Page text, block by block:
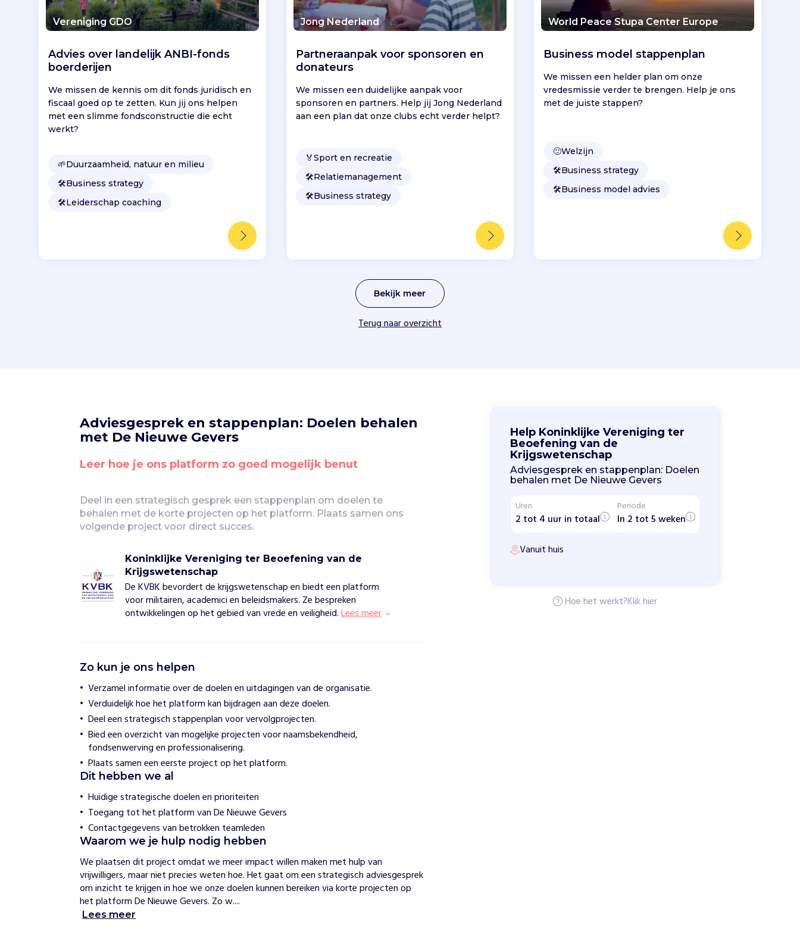
Vereniging GDO
Advies over landelijk ANBI-fonds
boerderijen
We missen de kennis om dit fonds juridisch en
fiscaal goed op te zetten. Kun jij ons helpen
met een slimme fondsconstructie die echt
werkt?
🌱Duurzaamheid, natuur en milieu
🛠️Business strategy
🛠️Leiderschap coaching
Jong Nederland
Partneraanpak voor sponsoren en
donateurs
We missen een duidelijke aanpak voor
sponsoren en partners. Help jij Jong Nederland
aan een plan dat onze clubs echt verder helpt?
🏅Sport en recreatie
🛠️Relatiemanagement
🛠️Business strategy
World Peace Stupa Center Europe
Business model stappenplan
We missen een helder plan om onze
vredesmissie verder te brengen. Help je ons
met de juiste stappen?
🙂Welzijn
🛠️Business strategy
🛠️Business model advies
Bekijk meer
Terug naar overzicht
Adviesgesprek en stappenplan: Doelen behalen
met De Nieuwe Gevers
Leer hoe je ons platform zo goed mogelijk benut
Deel in een strategisch gesprek een stappenplan om doelen te
behalen met de korte projecten op het platform. Plaats samen ons
volgende project voor direct succes.
Koninklijke Vereniging ter Beoefening van de
Krijgswetenschap
De KVBK bevordert de krijgswetenschap en biedt een platform
voor militairen, academici en beleidsmakers. Ze bespreken
ontwikkelingen op het gebied van vrede en veiligheid.Lees meer
o
i
n
k
l
i
j
k
e
V
e
r
e
n
i
i
n
g
t
e
r
Zo kun je ons helpen
Verzamel informatie over de doelen en uitdagingen van de organisatie.
Verduidelijk hoe het platform kan bijdragen aan deze doelen.
Deel een strategisch stappenplan voor vervolgprojecten.
Bied een overzicht van mogelijke projecten voor naamsbekendheid,
fondsenwerving en professionalisering.
Plaats samen een eerste project op het platform.
Dit hebben we al
Huidige strategische doelen en prioriteiten
Toegang tot het platform van De Nieuwe Gevers
Contactgegevens van betrokken teamleden
Waarom we je hulp nodig hebben
We plaatsen dit project omdat we meer impact willen maken met hulp van
vrijwilligers, maar niet precies weten hoe. Het gaat om een strategisch adviesgesprek
om inzicht te krijgen in hoe we onze doelen kunnen bereiken via korte projecten op
het platform De Nieuwe Gevers. Zo w....
Lees meer
Help Koninklijke Vereniging ter
Beoefening van de
Krijgswetenschap
Adviesgesprek en stappenplan: Doelen
behalen met De Nieuwe Gevers
Uren
2 tot 4 uur in totaal
Periode
In 2 tot 5 weken
Vanuit huis
Hoe het werkt?Klik hier